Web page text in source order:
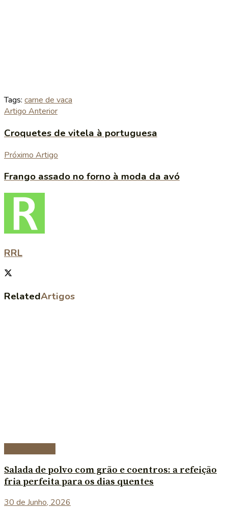
Tags: carne de vaca
Artigo Anterior
Croquetes de vitela à portuguesa
Próximo Artigo
Frango assado no forno à moda da avó
RRL
RelatedArtigos
Salada de polvo com grão e coentros: a refeição
fria perfeita para os dias quentes
30 de Junho, 2026